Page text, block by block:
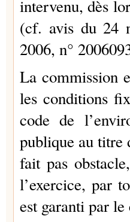
intervenu, dès
(cf. avis du 24
2006, n°
La commission
les conditions
code de
publique au titre
fait pas
l’exercice, par
est garanti par